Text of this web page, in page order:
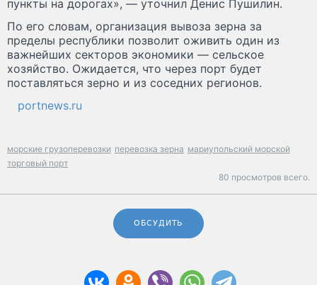
пункты на дорогах», — уточнил Денис Пушилин.
По его словам, организация вывоза зерна за
пределы республики позволит оживить один из
важнейших секторов экономики — сельское
хозяйство. Ожидается, что через порт будет
поставляться зерно и из соседних регионов.
portnews.ru
морские грузоперевозки перевозка зерна мариупольский морской
торговый порт
80 просмотров всего.
ОБСУДИТЬ